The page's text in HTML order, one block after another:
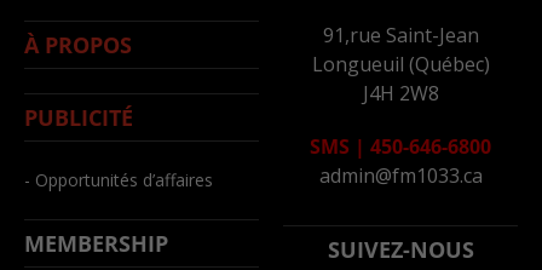
À PROPOS
PUBLICITÉ
- Opportunités d’affaires
MEMBERSHIP
91,rue Saint-Jean
Longueuil (Québec)
J4H 2W8
SMS | 450-646-6800
admin@fm1033.ca
SUIVEZ-NOUS